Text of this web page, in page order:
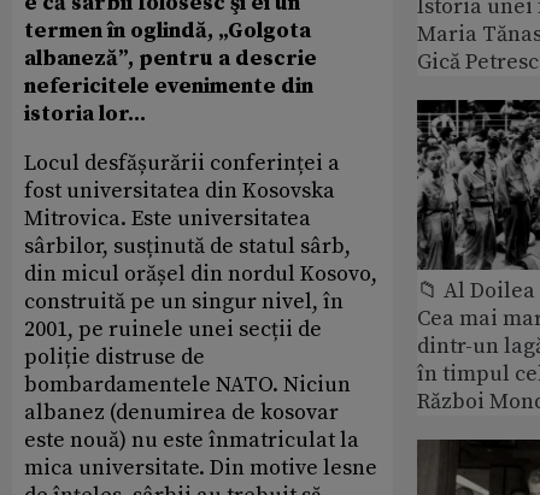
termen în oglindă, „Golgota
albaneză”, pentru a descrie
nefericitele evenimente din
istoria lor...
Locul desfășurării conferinței a
fost universitatea din Kosovska
Mitrovica. Este universitatea
sârbilor, susținută de statul sârb,
din micul orășel din nordul Kosovo,
construită pe un singur nivel, în
2001, pe ruinele unei secții de
poliție distruse de
bombardamentele NATO. Niciun
albanez (denumirea de kosovar
este nouă) nu este înmatriculat la
mica universitate. Din motive lesne
Istoria
Maria
Gică
📁 Al
Cea mai
dintr-un
în timpul
Război